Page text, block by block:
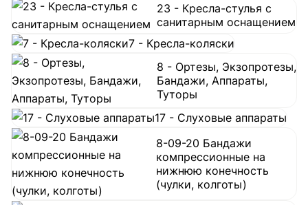
23 - Кресла-стулья с
санитарным оснащением
7 - Кресла-коляски
8 - Ортезы, Экзопротезы,
Бандажи, Аппараты,
Туторы
17 - Слуховые аппараты
8-09-20 Бандажи
компрессионные на
нижнюю конечность
(чулки, колготы)